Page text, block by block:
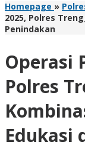
Homepage »
2025, Polres
Penindakan
Operasi
Polres
Edukasi